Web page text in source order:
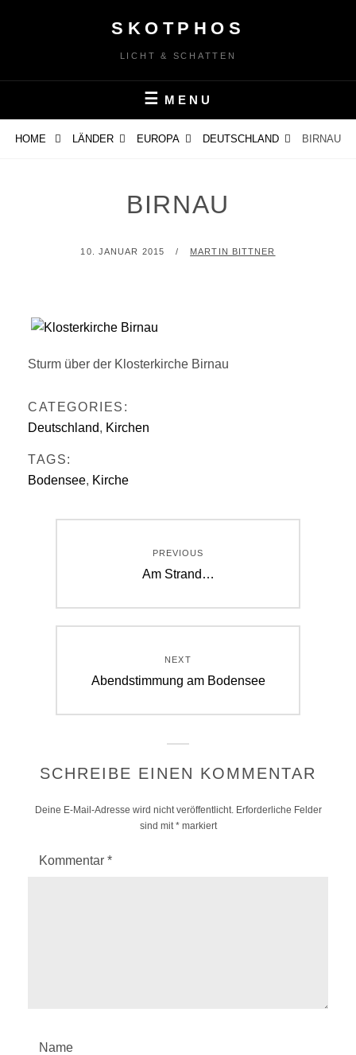
SKOTPHOS
LICHT & SCHATTEN
MENU
HOME LÄNDER EUROPA DEUTSCHLAND BIRNAU
BIRNAU
POSTED
10. JANUAR 2015 BY
MARTIN BITTNER
Sturm über der Klosterkirche Birnau
CATEGORIES:
Deutschland, Kirchen
TAGS:
Bodensee, Kirche
PREVIOUS
Previous
Am Strand…
NEXT
Next
Abendstimmung am Bodensee
SCHREIBE EINEN KOMMENTAR
Deine E-Mail-Adresse wird nicht veröffentlicht. Erforderliche Felder
sind mit*markiert
Kommentar *
Name